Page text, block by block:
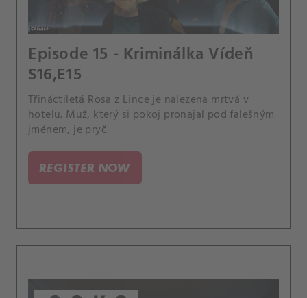
Episode 15 - Kriminálka Vídeň
S16,E15
Třináctiletá Rosa z Lince je nalezena mrtvá v
hotelu. Muž, který si pokoj pronajal pod falešným
jménem, je pryč.
REGISTER NOW